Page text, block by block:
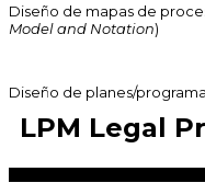
Diseño de mapas de
Model and Notation)
Diseño de planes/
LPM Legal